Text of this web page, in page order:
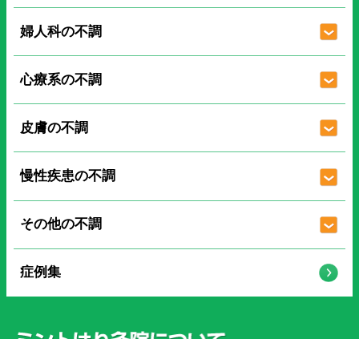
婦人科の不調
心療系の不調
皮膚の不調
慢性疾患の不調
その他の不調
症例集